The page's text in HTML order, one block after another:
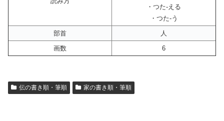
・つた-える
・つた-う
部首
人
画数
6
伝の書き順・筆順 家の書き順・筆順